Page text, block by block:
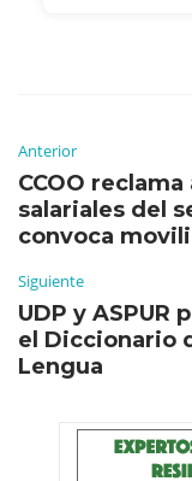
Anterior
CCOO
salariales del
convoca
Siguiente
UDP y ASPUR
el Diccionario
Lengua